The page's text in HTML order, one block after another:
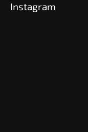
Instagram